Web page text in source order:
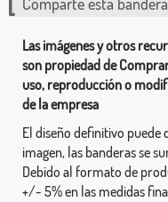
Las imágenes y otros
son propiedad de
uso, reproducción o
de la empresa
El diseño definitivo
imagen, las banderas se
Debido al formato de
+/- 5% en las medidas